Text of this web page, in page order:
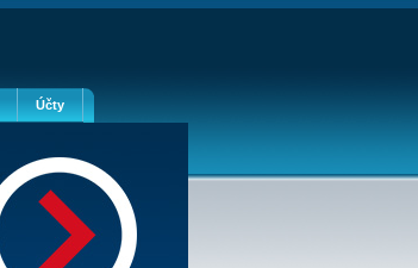
Účty